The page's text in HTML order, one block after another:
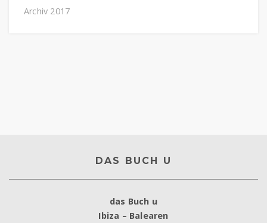
Archiv 2017
DAS BUCH U
das Buch u
Ibiza – Balearen